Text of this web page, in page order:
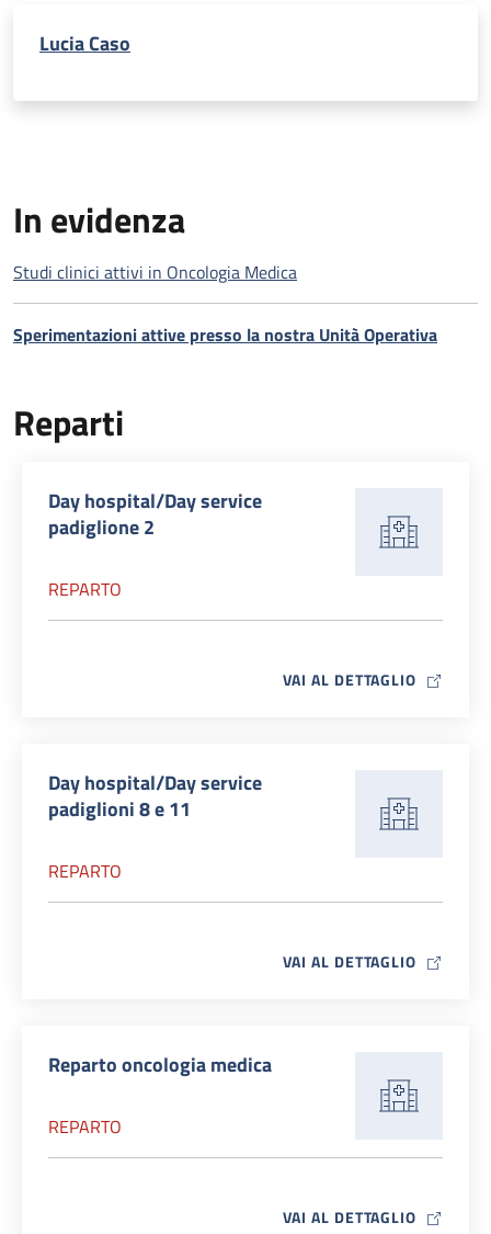
Lucia Caso
In evidenza
Studi clinici attivi in Oncologia Medica
Sperimentazioni attive presso la nostra Unità Operativa
Reparti
Day hospital/Day service
padiglione 2
REPARTO
VAI AL DETTAGLIO MAP ICON
Day hospital/Day service
padiglioni 8 e 11
REPARTO
VAI AL DETTAGLIO MAP ICON
Reparto oncologia medica
REPARTO
VAI AL DETTAGLIO MAP ICON